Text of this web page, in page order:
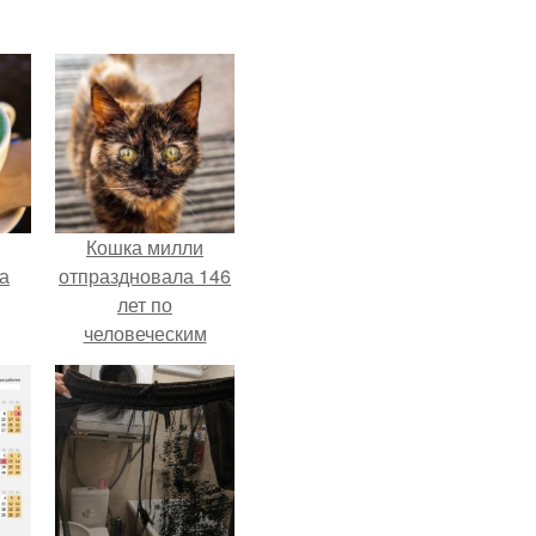
Кошка милли
отпраздновала 146
лет по
человеческим
Меркам и
претендует на
звание самой
старой в мире.